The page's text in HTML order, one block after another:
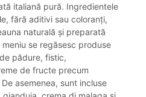
italiană pură. Ingredientele
fără aditivi sau coloranți,
naturală și preparată
se regăsesc produse
pădure, fistic,
de fructe precum
asemenea, sunt incluse